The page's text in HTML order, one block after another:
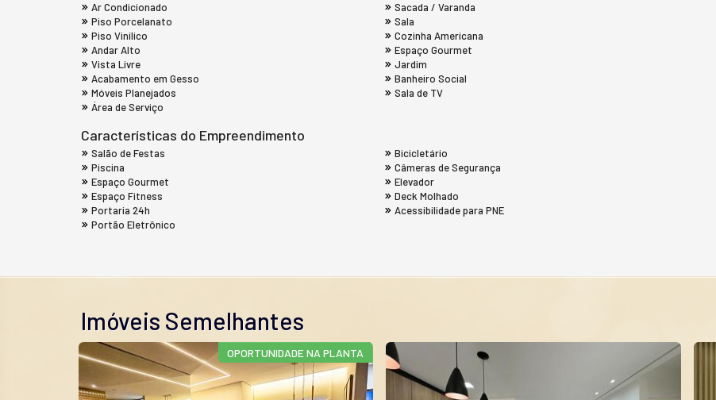
Ar Condicionado
Piso Porcelanato
Piso Vinílico
Andar Alto
Vista Livre
Acabamento em Gesso
Móveis Planejados
Área de Serviço
Sacada / Varanda
Sala
Cozinha Americana
Espaço Gourmet
Jardim
Banheiro Social
Sala de TV
Características do Empreendimento
Salão de Festas
Piscina
Espaço Gourmet
Espaço Fitness
Portaria 24h
Portão Eletrônico
Bicicletário
Câmeras de Segurança
Elevador
Deck Molhado
Acessibilidade para PNE
Imóveis Semelhantes
OPORTUNIDADE NA PLANTA